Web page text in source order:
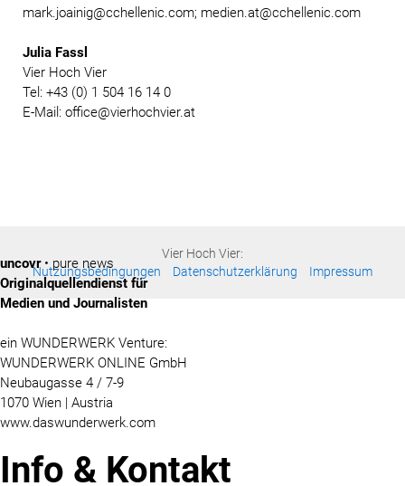
mark.joainig@cchellenic.com; medien.at@cchellenic.com
Julia Fassl
Vier Hoch Vier
Tel: +43 (0) 1 504 16 14 0
E-Mail: office@vierhochvier.at
Vier Hoch Vier:
Nutzungsbedingungen
Datenschutzerklärung Impressum
uncovr• pure news
Originalquellendienst für
Medien und Journalisten
ein WUNDERWERK Venture:
WUNDERWERK ONLINE GmbH
Neubaugasse 4 / 7-9
1070 Wien | Austria
www.daswunderwerk.com
Info & Kontakt